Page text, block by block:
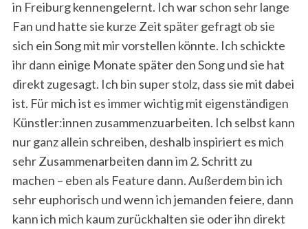
in Freiburg kennengelernt. Ich war schon sehr lange
Fan und hatte sie kurze Zeit später gefragt ob sie
sich ein Song mit mir vorstellen könnte. Ich schickte
ihr dann einige Monate später den Song und sie hat
direkt zugesagt. Ich bin super stolz, dass sie mit dabei
ist. Für mich ist es immer wichtig mit eigenständigen
Künstler:innen zusammenzuarbeiten. Ich selbst kann
nur ganz allein schreiben, deshalb inspiriert es mich
sehr Zusammenarbeiten dann im 2. Schritt zu
machen – eben als Feature dann. Außerdem bin ich
sehr euphorisch und wenn ich jemanden feiere, dann
kann ich mich kaum zurückhalten sie oder ihn direkt